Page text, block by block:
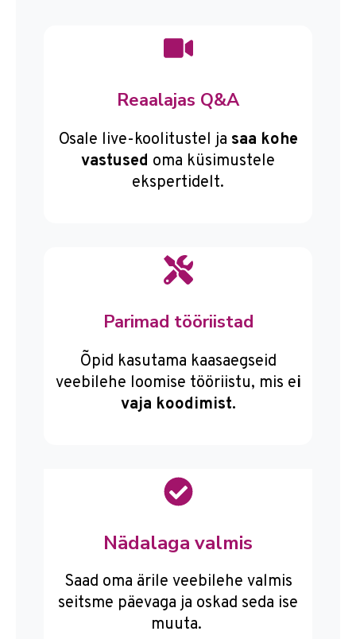
Reaalajas Q&A
Osale live-koolitustel ja saa kohe
vastused oma küsimustele
ekspertidelt.
Parimad tööriistad
Õpid kasutama kaasaegseid
veebilehe loomise tööriistu, mis ei
vaja koodimist.
Nädalaga valmis
Saad oma ärile veebilehe valmis
seitsme päevaga ja oskad seda ise
muuta.